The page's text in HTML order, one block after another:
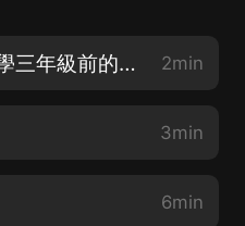
愛上中國文字-獻給小學三年級前的幼兒兒童 2min
3min
6min